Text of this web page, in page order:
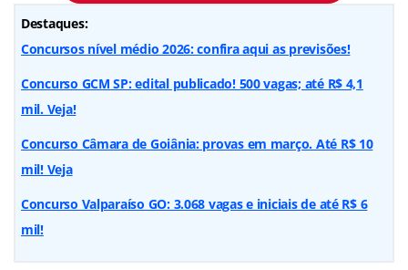
Destaques:
Concursos nível médio 2026: confira aqui as previsões!
Concurso GCM SP: edital publicado! 500 vagas; até R$ 4,1
mil. Veja!
Concurso Câmara de Goiânia: provas em março. Até R$ 10
mil! Veja
Concurso Valparaíso GO: 3.068 vagas e iniciais de até R$ 6
mil!